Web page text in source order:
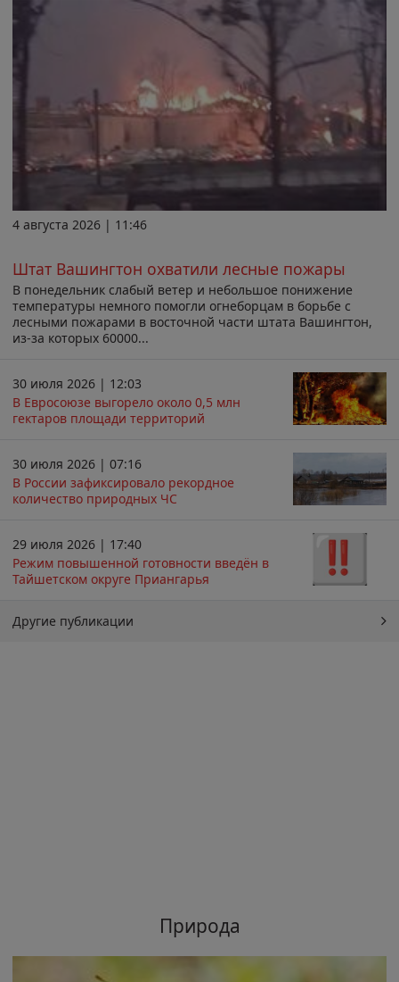
4 августа 2026 | 11:46
Штат Вашингтон охватили лесные пожары
В понедельник слабый ветер и небольшое понижение
температуры немного помогли огнеборцам в борьбе с
лесными пожарами в восточной части штата Вашингтон,
из-за которых 60000...
30 июля 2026 | 12:03
В Евросоюзе выгорело около 0,5 млн
гектаров площади территорий
30 июля 2026 | 07:16
В России зафиксировало рекордное
количество природных ЧС
29 июля 2026 | 17:40
Режим повышенной готовности введён в
Тайшетском округе Приангарья
Другие публикации
Природа